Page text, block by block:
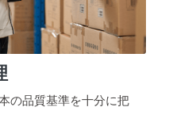
の品質基準を十分に把